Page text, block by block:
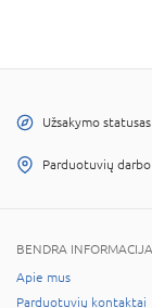
Užsakymo statusas
Parduotuvių darbo
BENDRA INFORMACIJA
Apie mus
Parduotuvių kontaktai